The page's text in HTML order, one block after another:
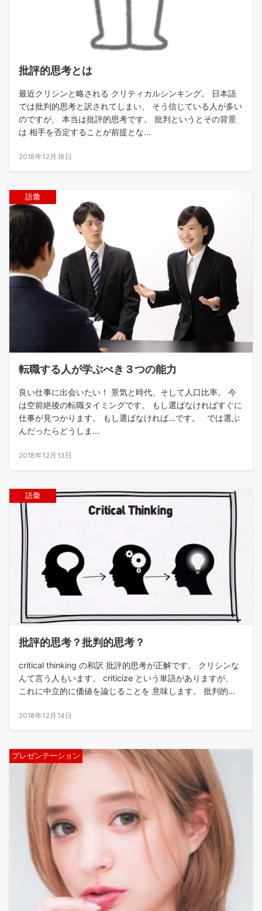
批評的思考とは
最近クリシンと略される クリティカルシンキング。 日本語
では批判的思考と訳されてしまい、 そう信じている人が多い
のですが、 本当は批評的思考です。 批判というとその背景
は 相手を否定することが前提とな...
2018年12月16日
語彙
転職する人が学ぶべき３つの能力
良い仕事に出会いたい！ 景気と時代、そして人口比率。 今
は空前絶後の転職タイミングです。 もし選ばなければすぐに
仕事が見つかります。 もし選ばなければ…です。 では選ぶ
んだったらどうしま...
2018年12月13日
語彙
批評的思考？批判的思考？
critical thinking の和訳 批評的思考が正解です。 クリシンな
んて言う人もいます。 criticize という単語がありますが、
これに中立的に価値を論じることを 意味します。 批判的...
2018年12月14日
プレゼンテーション